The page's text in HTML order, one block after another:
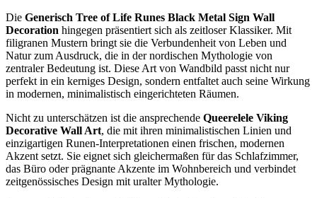
Die Generisch Tree of Life Runes Black Metal Sign Wall
Decoration hingegen präsentiert sich als zeitloser Klassiker. Mit
filigranen Mustern bringt sie die Verbundenheit von Leben und
Natur zum Ausdruck, die in der nordischen Mythologie von
zentraler Bedeutung ist. Diese Art von Wandbild passt nicht nur
perfekt in ein kerniges Design, sondern entfaltet auch seine Wirkung
in modernen, minimalistisch eingerichteten Räumen.
Nicht zu unterschätzen ist die ansprechende Queerelele Viking
Decorative Wall Art, die mit ihren minimalistischen Linien und
einzigartigen Runen-Interpretationen einen frischen, modernen
Akzent setzt. Sie eignet sich gleichermaßen für das Schlafzimmer,
das Büro oder prägnante Akzente im Wohnbereich und verbindet
zeitgenössisches Design mit uralter Mythologie.